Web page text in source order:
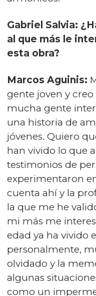
Gabriel Salvia:
al que más le
esta obra?
Marcos Aguinis:
gente joven y creo
mucha gente
una historia de
jóvenes. Quiero
han vivido lo que
testimonios de
experimentaron
cuenta ahí y la
la que me he
mi más me
edad ya ha vivido
personalmente,
olvidado y la
algunas
como un